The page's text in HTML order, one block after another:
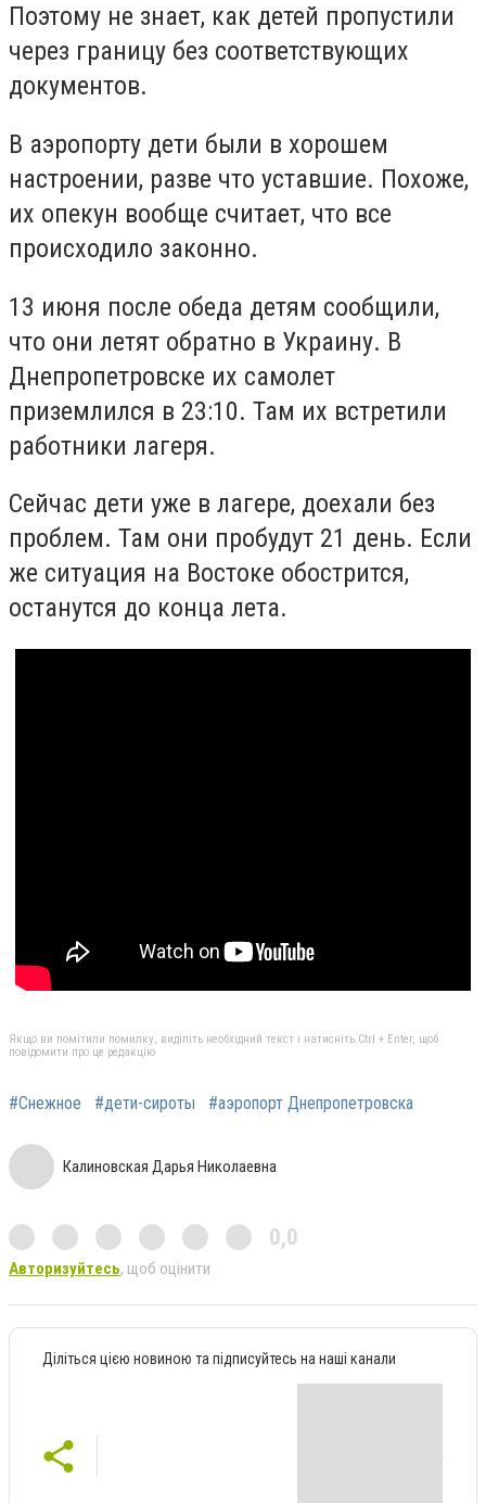
Поэтому не знает, как детей пропустили
через границу без соответствующих
документов.
В аэропорту дети были в хорошем
настроении, разве что уставшие. Похоже,
их опекун вообще считает, что все
происходило законно.
13 июня после обеда детям сообщили,
что они летят обратно в Украину. В
Днепропетровске их самолет
приземлился в 23:10. Там их встретили
работники лагеря.
Сейчас дети уже в лагере, доехали без
проблем. Там они пробудут 21 день. Если
же ситуация на Востоке обострится,
останутся до конца лета.
Якщо ви помітили помилку, виділіть необхідний текст і натисніть Ctrl + Enter, щоб
повідомити про це редакцію
#Снежное #дети-сироты #аэропорт Днепропетровска
Калиновская Дарья Николаевна
0,0
Авторизуйтесь, щоб оцінити
Діліться цією новиною та підписуйтесь на наші канали